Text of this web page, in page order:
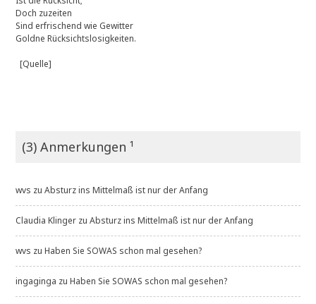
Doch zuzeiten
Sind erfrischend wie Gewitter
Goldne Rücksichtslosigkeiten.
[Quelle]
(3) Anmerkungen ¹
wvs zuAbsturz ins Mittelmaß ist nur der Anfang
Claudia Klinger zuAbsturz ins Mittelmaß ist nur der Anfang
wvs zuHaben Sie SOWAS schon mal gesehen?
ingaginga zuHaben Sie SOWAS schon mal gesehen?